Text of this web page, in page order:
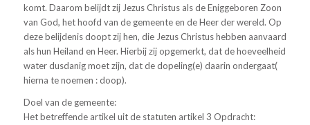
komt. Daarom belijdt zij Jezus Christus als de Eniggeboren Zoon
van God, het hoofd van de gemeente en de Heer der wereld. Op
deze belijdenis doopt zij hen, die Jezus Christus hebben aanvaard
als hun Heiland en Heer. Hierbij zij opgemerkt, dat de hoeveelheid
water dusdanig moet zijn, dat de dopeling(e) daarin ondergaat(
hierna te noemen : doop).
Doel van de gemeente:
Het betreffende artikel uit de statuten artikel 3 Opdracht: